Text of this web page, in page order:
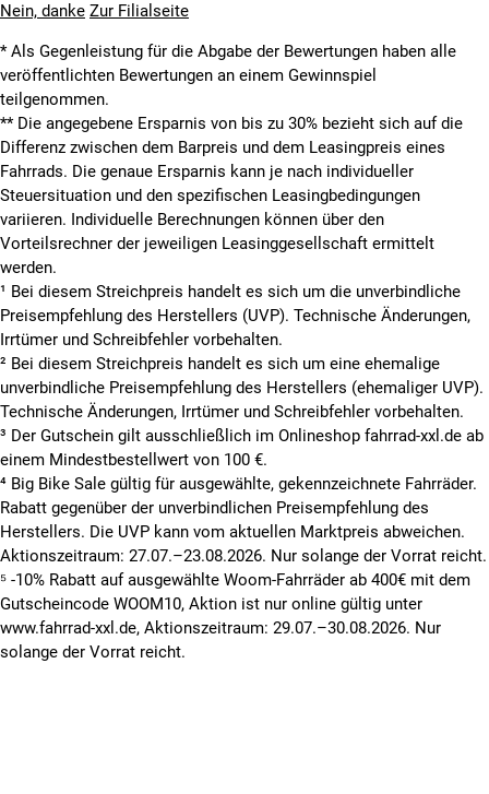
Nein, danke Zur Filialseite
* Als Gegenleistung für die Abgabe der Bewertungen haben alle
veröffentlichten Bewertungen an einem Gewinnspiel
teilgenommen.
** Die angegebene Ersparnis von bis zu 30% bezieht sich auf die
Differenz zwischen dem Barpreis und dem Leasingpreis eines
Fahrrads. Die genaue Ersparnis kann je nach individueller
Steuersituation und den spezifischen Leasingbedingungen
variieren. Individuelle Berechnungen können über den
Vorteilsrechner der jeweiligen Leasinggesellschaft ermittelt
werden.
¹ Bei diesem Streichpreis handelt es sich um die unverbindliche
Preisempfehlung des Herstellers (UVP). Technische Änderungen,
Irrtümer und Schreibfehler vorbehalten.
² Bei diesem Streichpreis handelt es sich um eine ehemalige
unverbindliche Preisempfehlung des Herstellers (ehemaliger UVP).
Technische Änderungen, Irrtümer und Schreibfehler vorbehalten.
³ Der Gutschein gilt ausschließlich im Onlineshop fahrrad-xxl.de ab
einem Mindestbestellwert von 100 €.
⁴ Big Bike Sale gültig für ausgewählte, gekennzeichnete Fahrräder.
Rabatt gegenüber der unverbindlichen Preisempfehlung des
Herstellers. Die UVP kann vom aktuellen Marktpreis abweichen.
Aktionszeitraum: 27.07.–23.08.2026. Nur solange der Vorrat reicht.
⁵ -10% Rabatt auf ausgewählte Woom-Fahrräder ab 400€ mit dem
Gutscheincode WOOM10, Aktion ist nur online gültig unter
www.fahrrad-xxl.de, Aktionszeitraum: 29.07.–30.08.2026. Nur
solange der Vorrat reicht.